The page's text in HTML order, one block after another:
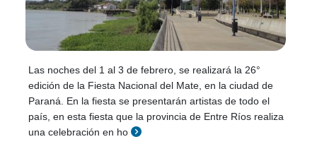
Las noches del 1 al 3 de febrero, se realizará la 26°
edición de la Fiesta Nacional del Mate, en la ciudad de
Paraná. En la fiesta se presentarán artistas de todo el
país, en esta fiesta que la provincia de Entre Ríos realiza
una celebración en ho